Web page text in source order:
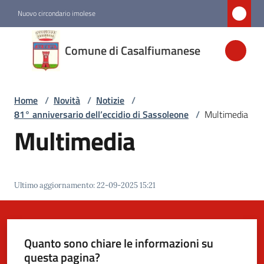
Nuovo circondario imolese
Comune di Casalfiumanese
Comune di
Casalfiumanese
Amministrazione
Novità
Menu selezionato
Servizi
Vivere
Home / Novità / Notizie /
81° anniversario dell’eccidio di Sassoleone / Multimedia
Multimedia
Ultimo aggiornamento:22-09-2025 15:21
Quanto sono chiare le informazioni su
questa pagina?